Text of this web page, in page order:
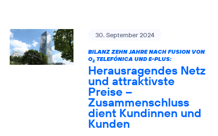
30. September 2024
BILANZ ZEHN JAHRE NACH FUSION VON
O2TELEFÓNICA UND E-PLUS:
Herausragendes Netz
und attraktivste
Preise –
Zusammenschluss
dient Kundinnen und
Kunden